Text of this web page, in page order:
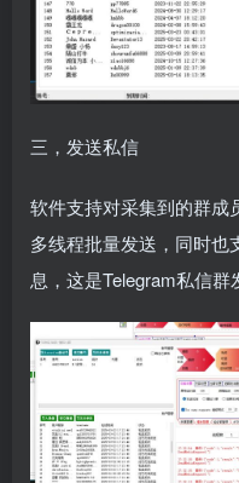
三，发送私信
软件支持对采集到的群成
多线程批量发送，同时也
息，这是Telegram私信群